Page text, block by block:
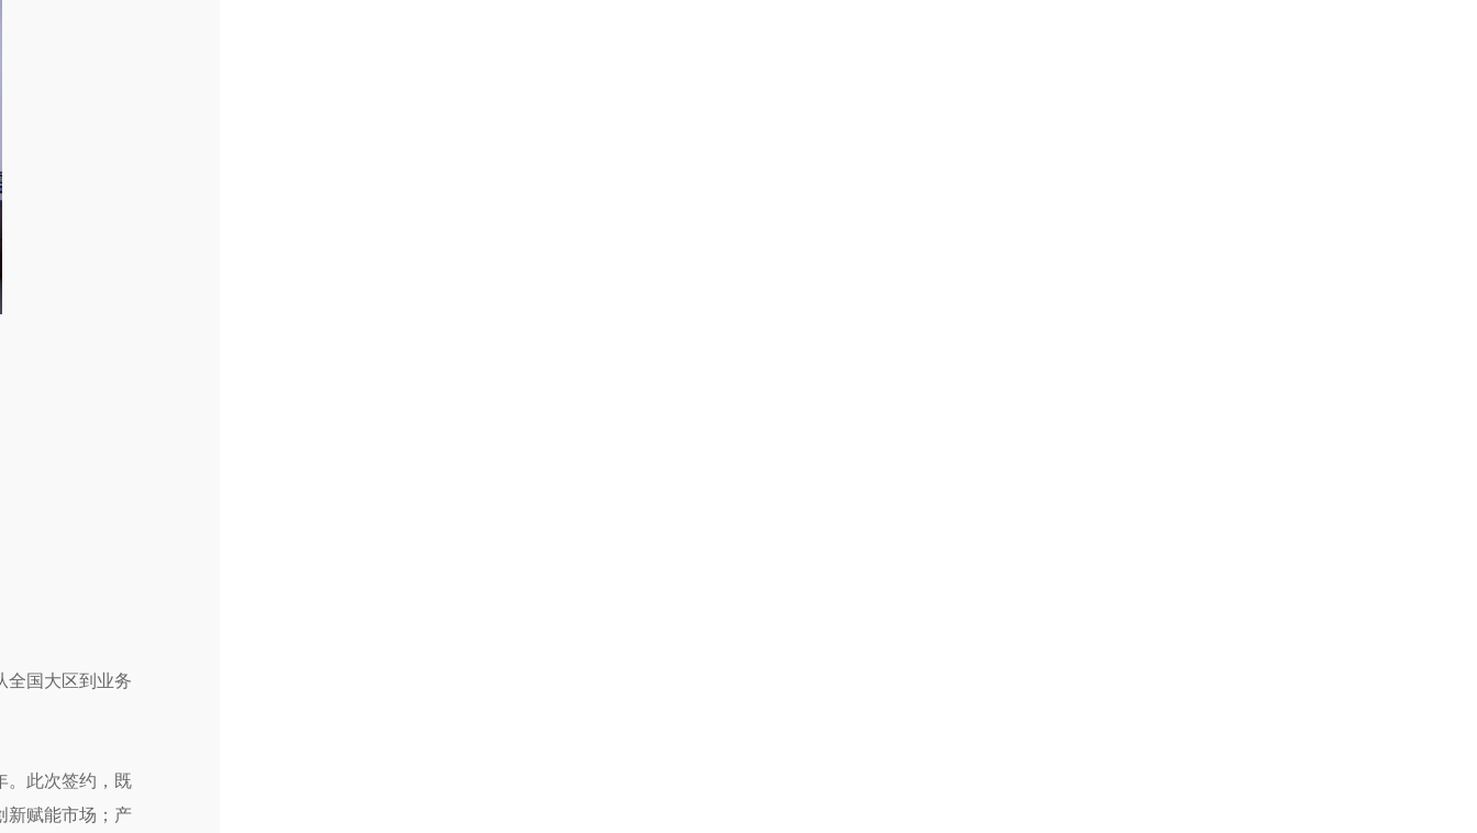
全国大区到业务
。此次签约，既
新赋能市场；产